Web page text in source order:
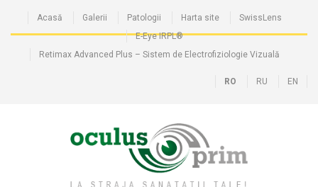
Acasă Galerii Patologii Harta site
SwissLens
E-Eye IRPL®
Retimax Advanced Plus – Sistem de Electrofiziologie Vizuală
RO RU EN